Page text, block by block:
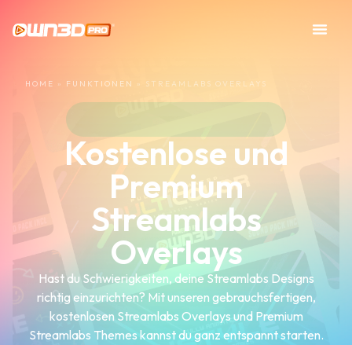
HOME » FUNKTIONEN » STREAMLABS OVERLAYS
Kostenlose und
Premium
Streamlabs
Overlays
Hast du Schwierigkeiten, deine Streamlabs Designs
richtig einzurichten? Mit unseren gebrauchsfertigen,
kostenlosen Streamlabs Overlays und Premium
Streamlabs Themes kannst du ganz entspannt starten.